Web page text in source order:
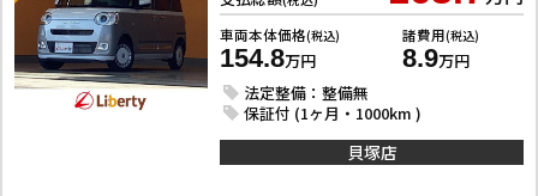
車両本体価格(税込)
154.8万円
諸費用(税込)
8.9万円
法定整備：整備無
保証付 (1ヶ月・1000km )
貝塚店